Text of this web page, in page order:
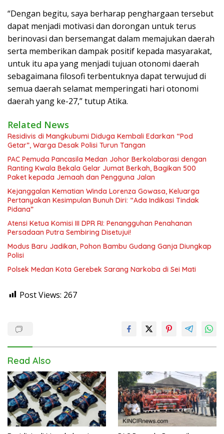
“Dengan begitu, saya berharap penghargaan tersebut
dapat menjadi motivasi dan dorongan untuk terus
berinovasi dan bersemangat dalam memajukan daerah
serta memberikan dampak positif kepada masyarakat,
untuk itu apa yang menjadi tujuan otonomi daerah
sebagaimana filosofi terbentuknya dapat terwujud di
semua daerah selamat memperingati hari otonomi
daerah yang ke-27,” tutup Atika.
Related News
Residivis di Mangkubumi Diduga Kembali Edarkan “Pod
Getar”, Warga Desak Polisi Turun Tangan
PAC Pemuda Pancasila Medan Johor Berkolaborasi dengan
Ranting Kwala Bekala Gelar Jumat Berkah, Bagikan 500
Paket kepada Jemaah dan Pengguna Jalan
Kejanggalan Kematian Winda Lorenza Gowasa, Keluarga
Pertanyakan Kesimpulan Bunuh Diri: “Ada Indikasi Tindak
Pidana”
Atensi Ketua Komisi III DPR RI: Penangguhan Penahanan
Persadaan Putra Sembiring Disetujui!
Modus Baru Jadikan, Pohon Bambu Gudang Ganja Diungkap
Polisi
Polsek Medan Kota Gerebek Sarang Narkoba di Sei Mati
Post Views: 267
Read Also